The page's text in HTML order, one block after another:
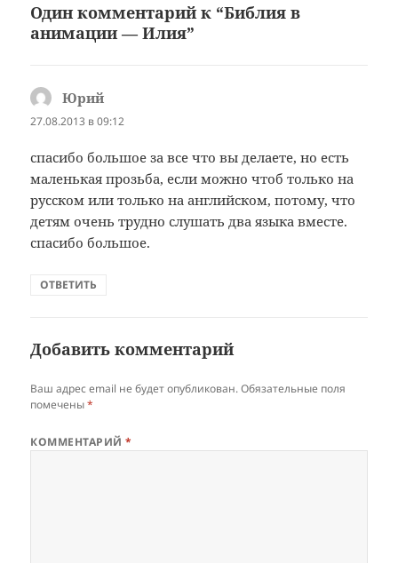
Один комментарий к “Библия в
анимации — Илия”
Юрий
27.08.2013 в 09:12
спасибо большое за все что вы делаете, но есть
маленькая прозьба, если можно чтоб только на
русском или только на английском, потому, что
детям очень трудно слушать два языка вместе.
спасибо большое.
ОТВЕТИТЬ
Добавить комментарий
Ваш адрес email не будет опубликован. Обязательные поля
помечены*
КОММЕНТАРИЙ*